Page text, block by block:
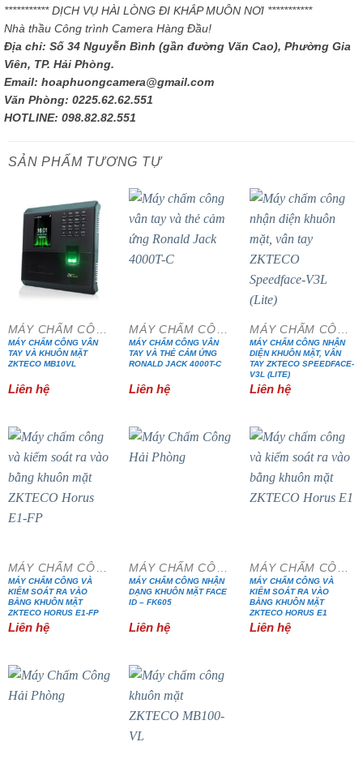
*********** DỊCH VỤ HÀI LÒNG ĐI KHẮP MUÔN NƠI ***********
Nhà thầu Công trình Camera Hàng Đầu!
Địa chỉ: Số 34 Nguyễn Bình (gần đường Văn Cao), Phường Gia
Viên, TP. Hải Phòng.
Email: hoaphuongcamera@gmail.com
Văn Phòng: 0225.62.62.551
HOTLINE: 098.82.82.551
SẢN PHẨM TƯƠNG TỰ
MÁY CHẤM CÔNG VÂN
TAY VÀ KHUÔN MẶT
ZKTECO MB10VL
Liên hệ
MÁY CHẤM CÔNG VÂN
TAY VÀ THẺ CẢM ỨNG
RONALD JACK 4000T-C
Liên hệ
MÁY CHẤM CÔNG NHẬN
DIỆN KHUÔN MẶT, VÂN
TAY ZKTECO SPEEDFACE-
V3L (LITE)
Liên hệ
MÁY CHẤM CÔNG VÀ
KIỂM SOÁT RA VÀO
BẰNG KHUÔN MẶT
ZKTECO HORUS E1-FP
Liên hệ
MÁY CHẤM CÔNG NHẬN
DẠNG KHUÔN MẶT FACE
ID – FK605
Liên hệ
MÁY CHẤM CÔNG VÀ
KIỂM SOÁT RA VÀO
BẰNG KHUÔN MẶT
ZKTECO HORUS E1
Liên hệ